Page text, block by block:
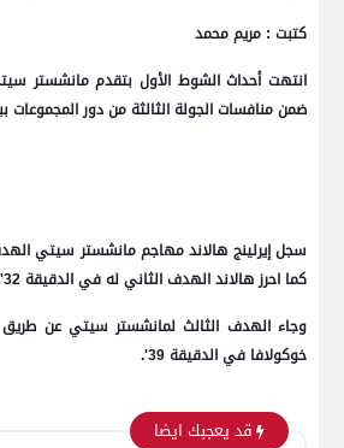
كتبت : مريم محمد
انتهت أحداث الشوط الأول بتقدم مانشستر
ضمن منافسات الجولة الثالثة من دور المجموعات
كما احرز هالاند الهدف الثاني له في الدقيقة 32'.
وجاء الهدف الثالث لمانشستر سيتي عن طريق
خوكولافا في الدقيقة 39'.
قد يعجبك ايضا